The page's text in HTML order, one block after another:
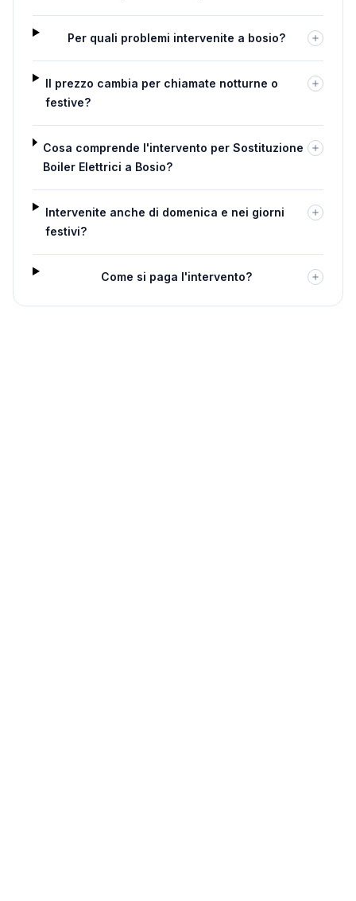
Per quali problemi intervenite a bosio?
Il prezzo cambia per chiamate notturne o
festive?
Cosa comprende l'intervento per Sostituzione
Boiler Elettrici a Bosio?
Intervenite anche di domenica e nei giorni
festivi?
Come si paga l'intervento?